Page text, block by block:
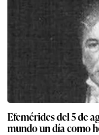
Efemérides del 5 de
mundo un día como